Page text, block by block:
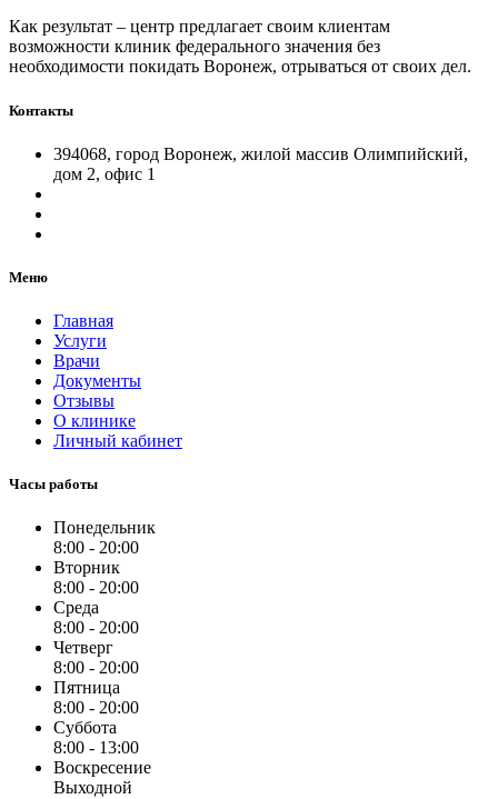
Как результат – центр предлагает своим клиентам
возможности клиник федерального значения без
необходимости покидать Воронеж, отрываться от своих дел.
Контакты
394068, город Воронеж, жилой массив Олимпийский,
дом 2, офис 1
Меню
Главная
Услуги
Врачи
Документы
Отзывы
О клинике
Личный кабинет
Часы работы
Понедельник
8:00 - 20:00
Вторник
8:00 - 20:00
Среда
8:00 - 20:00
Четверг
8:00 - 20:00
Пятница
8:00 - 20:00
Суббота
8:00 - 13:00
Воскресение
Выходной